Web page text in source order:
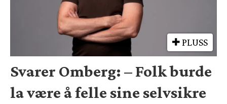
PLUSS
Svarer Omberg: – Folk burde
la være å felle sine selvsikre